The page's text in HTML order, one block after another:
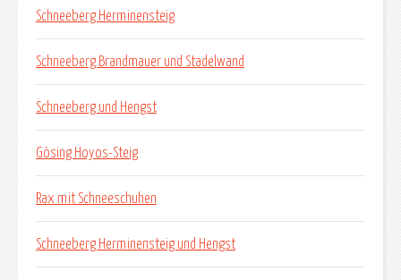
Schneeberg Herminensteig
Schneeberg Brandmauer und Stadelwand
Schneeberg und Hengst
Gösing Hoyos-Steig
Rax mit Schneeschuhen
Schneeberg Herminensteig und Hengst